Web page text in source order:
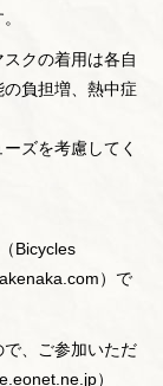
クの着用は各自
負担増、熱中症
ズを考慮してく
Bicycles
）で
、ご参加いただ
）